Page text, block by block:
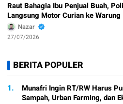
Raut Bahagia Ibu Penjual Buah,
Langsung Motor Curian ke Warung
Nazar
27/07/2026
BERITA POPULER
1.
Munafri Ingin RT/RW Harus
Sampah, Urban Farming, dan